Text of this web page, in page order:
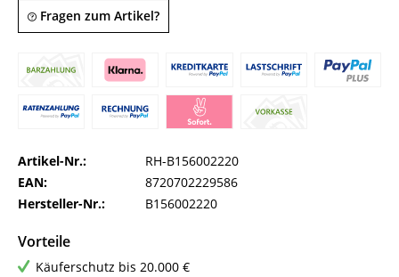
Fragen zum Artikel?
Artikel-Nr.:
RH-B156002220
EAN:
8720702229586
Hersteller-Nr.:
B156002220
Vorteile
Käuferschutz bis 20.000 €